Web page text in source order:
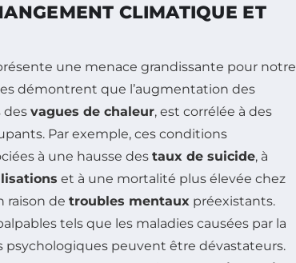
CLIMATIQUE ET
une menace grandissante pour notre
démontrent que l’augmentation des
des vagues de chaleur, est corrélée à des
Par exemple, ces conditions
à une hausse des taux de suicide, à
et à une mortalité plus élevée chez
raison de troubles mentaux préexistants.
tels que les maladies causées par la
psychologiques peuvent être dévastateurs.